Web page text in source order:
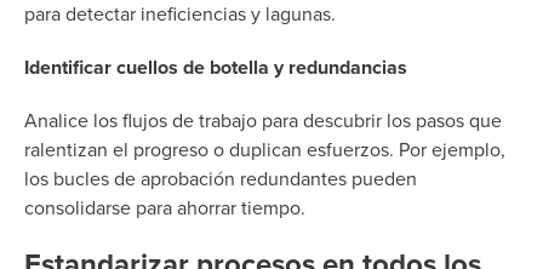
para detectar ineficiencias y lagunas.
Identificar cuellos de botella y redundancias
Analice los flujos de trabajo para descubrir los pasos que
ralentizan el progreso o duplican esfuerzos. Por ejemplo,
los bucles de aprobación redundantes pueden
consolidarse para ahorrar tiempo.